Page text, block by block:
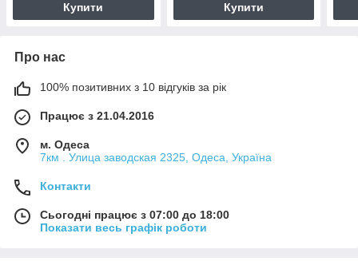
Купити Купити
Про нас
100% позитивних з 10 відгуків за рік
Працює з 21.04.2016
м. Одеса
7км . Улица заводская 2325, Одеса, Україна
Контакти
Сьогодні працює з 07:00 до 18:00
Показати весь графік роботи